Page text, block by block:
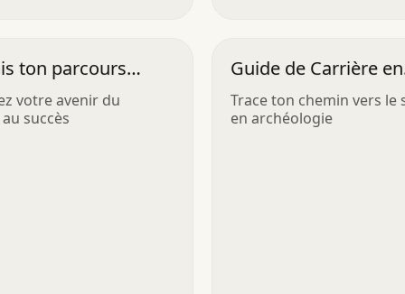
ton parcours
votre avenir du
succès
Guide de Carrière en
Archéologie
Trace ton chemin vers le
en archéologie